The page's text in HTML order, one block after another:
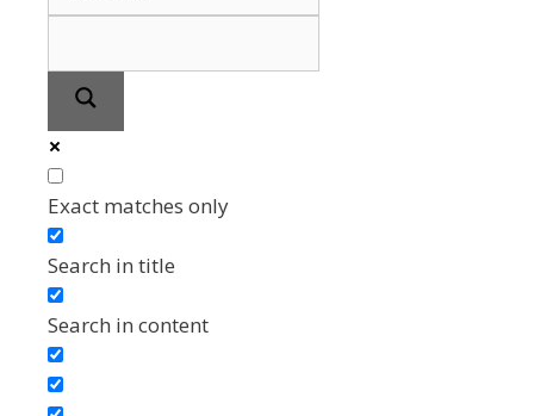
Exact matches only
Search in title
Search in content